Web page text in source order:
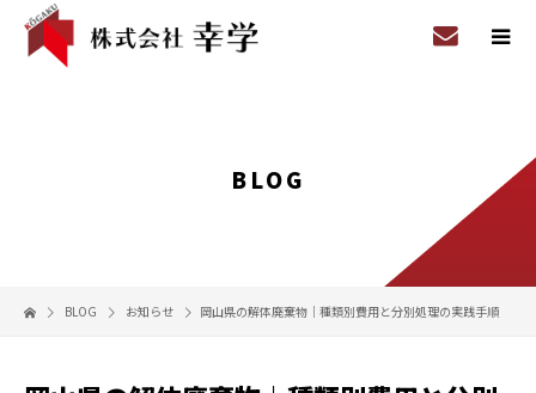
BLOG
BLOG お知らせ 岡山県の解体廃棄物｜種類別費用と分別処理の実践手順